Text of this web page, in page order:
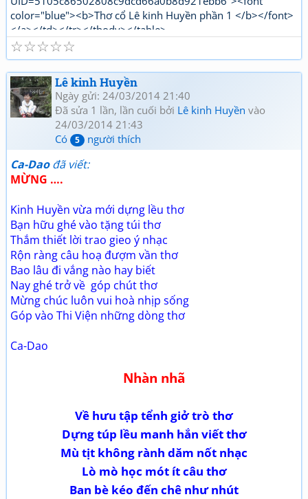
color="blue"><b>Thơ cổ Lê kinh Huyền phần 1 </b></font>
</a></td></tr></tbody></table>
"http://www.thivien.net/forum_viewtopic.php?
UID=bkDYrcuJOSk9GouaL4BqFQ"><font color="red">
<b>Thơ mới Lê kinh Huyền phần 1</b></font></a></td>
</tr></tbody></table>[/html]
☆
☆
☆
☆
☆
Lê kinh Huyền
Ngày gửi: 24/03/2014 21:40
Đã sửa 1 lần, lần cuối bởi Lê kinh Huyền vào
24/03/2014 21:43
Có
5 người thích
Ca-Daođã viết:
MỪNG ….
Kinh Huyền vừa mới dựng lều thơ
Bạn hữu ghé vào tặng túi thơ
Thắm thiết lời trao gieo ý nhạc
Rộn ràng câu hoạ đượm vần thơ
Bao lâu đi vắng nào hay biết
Nay ghé trở về góp chút thơ
Mừng chúc luôn vui hoà nhịp sống
Góp vào Thi Viện những dòng thơ
Ca-Dao
Nhàn nhã
Về h­ưu tập tểnh giở trò thơ
Dựng túp lều manh hắn viết thơ
Mù tịt không rành dăm nốt nhạc
Lò mò học mót ít câu thơ
Ban bè kéo đến chê nh­ư nhút